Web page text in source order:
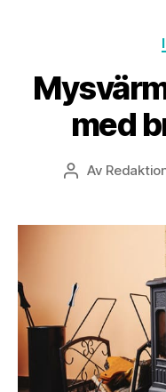
med
Av